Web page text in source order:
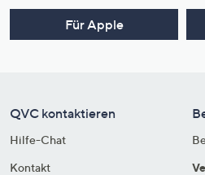
Für Apple
QVC kontaktieren
Hilfe-Chat
Kontakt